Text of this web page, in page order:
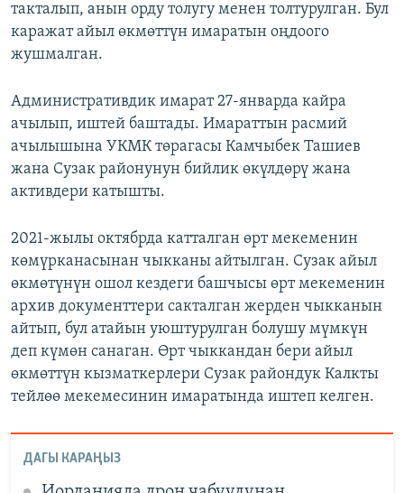
такталып, анын орду толугу менен толтурулган. Бул
каражат айыл өкмөттүн имаратын оңдоого
жушмалган.
Административдик имарат 27-январда кайра
ачылып, иштей баштады. Имараттын расмий
ачылышына УКМК төрагасы Камчыбек Ташиев
жана Сузак районунун бийлик өкүлдөрү жана
активдери катышты.
2021-жылы октябрда катталган өрт мекеменин
көмүрканасынан чыкканы айтылган. Сузак айыл
өкмөтүнүн ошол кездеги башчысы өрт мекеменин
архив документтери сакталган жерден чыкканын
айтып, бул атайын уюштурулган болушу мүмкүн
деп күмөн санаган. Өрт чыккандан бери айыл
өкмөттүн кызматкерлери Сузак райондук Калкты
тейлөө мекемесинин имаратында иштеп келген.
ДАГЫ КАРАҢЫЗ